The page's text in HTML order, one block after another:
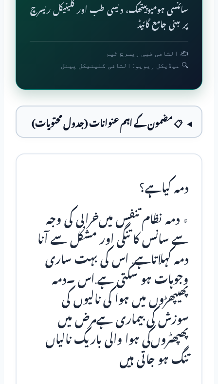
سائنسی ہومیوپیتھک، دیسی طب اور کلینیکل ریسرچ
پر مبنی جامع گائیڈ
✍️ الشافی طبی ریسرچ ٹیم
🔍 میڈیکل ریویو: الشافی کلینیکل پینل
📋 مضمون کے اہم عنوانات (جدول محتویات)
دمہ کیاہے؟
٭ دمہ نظام تنفس میں‌خرابی کی وجہ
سے سانس کا تنگی اور مشکل سے آنا
دمہ کہلاتاہے. اس کی بہت ساری
وجوہات ہو سکتی ہے.اس ۔دمہ
پھیپھڑوں میں ہوا کی نالیوں کی
سوزش کی بیماری ہےمرض میں
پھپھٹروں‌کی ہوا والی باریک نالیاں
تنگ ہو جاتی ہیں